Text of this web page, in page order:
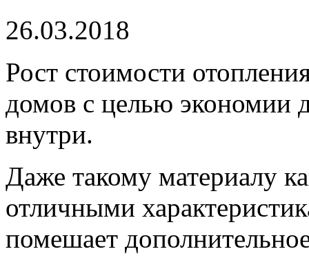
26.03.2018
Рост стоимости
домов с целью экономии
внутри.
Даже такому материалу
отличными
помешает